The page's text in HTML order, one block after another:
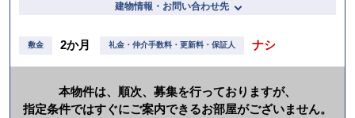
建物情報・お問い合わせ先
敷金 2か月 礼金・仲介手数料・更新料・保証人 ナシ
本物件は、順次、募集を行っておりますが、
指定条件ではすぐにご案内できるお部屋がございません。